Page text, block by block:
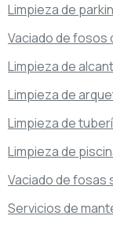
Limpieza de
Vaciado de fosos
Limpieza de
Limpieza de
Limpieza de
Limpieza de
Vaciado de fosas
Servicios de